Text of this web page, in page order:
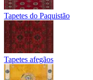
Tapetes do Paquistão
Tapetes afegãos